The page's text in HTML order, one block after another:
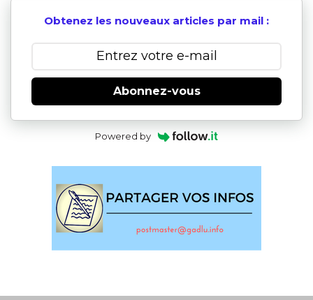
Obtenez les nouveaux articles par mail :
Abonnez-vous
Powered by